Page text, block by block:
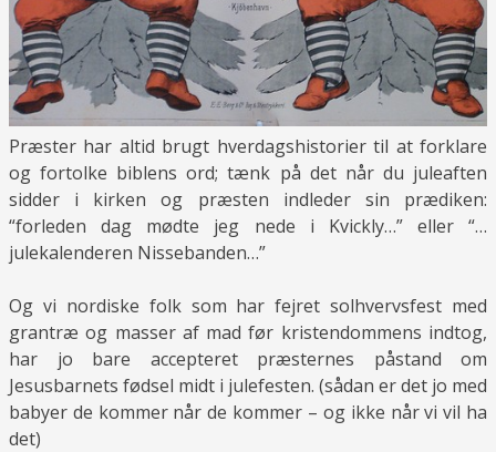
Præster har altid brugt hverdagshistorier til at forklare
og fortolke biblens ord; tænk på det når du juleaften
sidder i kirken og præsten indleder sin prædiken:
“forleden dag mødte jeg nede i Kvickly…” eller “…
julekalenderen Nissebanden…”
Og vi nordiske folk som har fejret solhvervsfest med
grantræ og masser af mad før kristendommens indtog,
har jo bare accepteret præsternes påstand om
Jesusbarnets fødsel midt i julefesten. (sådan er det jo med
babyer de kommer når de kommer – og ikke når vi vil ha
det)